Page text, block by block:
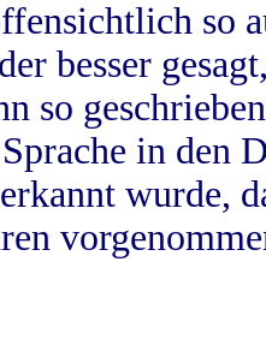
so
besser
so
in
wurde,